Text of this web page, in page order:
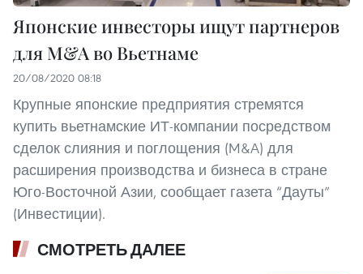
Японские инвесторы ищут партнеров
для M&A во Вьетнаме
20/08/2020 08:18
Крупные японские предприятия стремятся
купить вьетнамские ИТ-компании посредством
сделок слияния и поглощения (M&A) для
расширения производства и бизнеса в стране
Юго-Восточной Азии, сообщает газета “Дауты”
(Инвестиции).
СМОТРЕТЬ ДАЛЕЕ